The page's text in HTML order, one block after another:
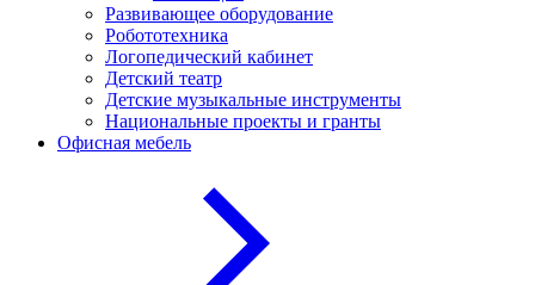
Развивающее оборудование
Робототехника
Логопедический кабинет
Детский театр
Детские музыкальные инструменты
Национальные проекты и гранты
Офисная мебель